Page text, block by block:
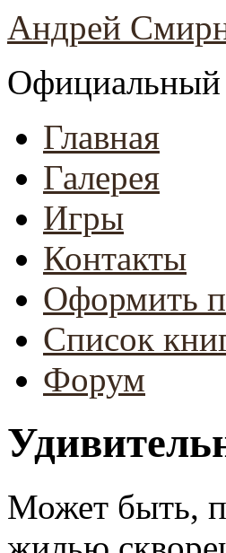
Андрей
Официальный
Главная
Галерея
Игры
Контакты
Оформить
Список
Форум
Может быть,